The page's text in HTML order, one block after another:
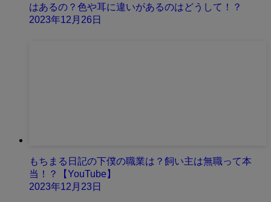
はあるの？色や耳に違いがあるのはどうして！？
2023年12月26日
もちまる日記の下僕の職業は？飼い主は無職って本
当！？【YouTube】
2023年12月23日